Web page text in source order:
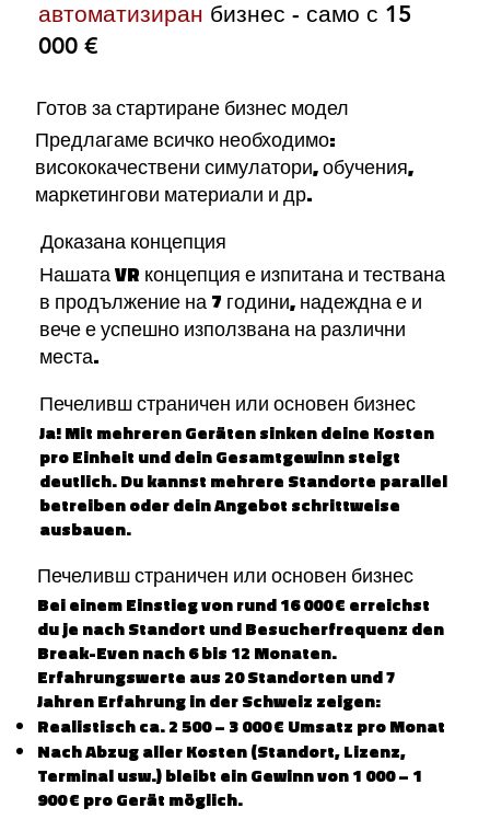
автоматизиран бизнес - само с 15
000 €
Готов за стартиране бизнес модел
Предлагаме всичко необходимо:
висококачествени симулатори, обучения,
маркетингови материали и др.
Доказана концепция
Нашата VR концепция е изпитана и тествана
в продължение на 7 години, надеждна е и
вече е успешно използвана на различни
места.
Печеливш страничен или основен бизнес
Ja! Mit mehreren Geräten sinken deine Kosten
pro Einheit und dein Gesamtgewinn steigt
deutlich. Du kannst mehrere Standorte parallel
betreiben oder dein Angebot schrittweise
ausbauen.
Печеливш страничен или основен бизнес
Bei einem Einstieg von rund 16 000 € erreichst
du je nach Standort und Besucherfrequenz den
Break-Even nach 6 bis 12 Monaten.
Erfahrungswerte aus 20 Standorten und 7
Jahren Erfahrung in der Schweiz zeigen:
Realistisch ca. 2 500 – 3 000 € Umsatz pro Monat
Nach Abzug aller Kosten (Standort, Lizenz,
Terminal usw.) bleibt ein Gewinn von 1 000 – 1
900 € pro Gerät möglich.